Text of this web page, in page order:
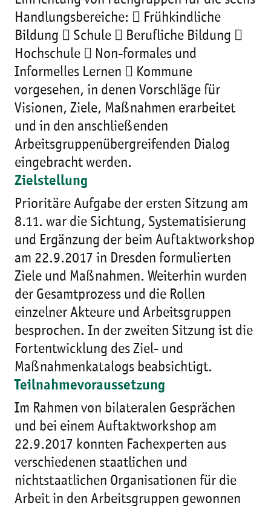
Handlungsbereiche:  Frühkindliche
Bildung  Schule  Berufliche Bildung 
Hochschule  Non-formales und
Informelles Lernen  Kommune
vorgesehen, in denen Vorschläge für
Visionen, Ziele, Maßnahmen erarbeitet
und in den anschließenden
Arbeitsgruppenübergreifenden Dialog
eingebracht werden.
Zielstellung
Prioritäre Aufgabe der ersten Sitzung am
8.11. war die Sichtung, Systematisierung
und Ergänzung der beim Auftaktworkshop
am 22.9.2017 in Dresden formulierten
Ziele und Maßnahmen. Weiterhin wurden
der Gesamtprozess und die Rollen
einzelner Akteure und Arbeitsgruppen
besprochen. In der zweiten Sitzung ist die
Fortentwicklung des Ziel- und
Maßnahmenkatalogs beabsichtigt.
Teilnahmevoraussetzung
Im Rahmen von bilateralen Gesprächen
und bei einem Auftaktworkshop am
22.9.2017 konnten Fachexperten aus
verschiedenen staatlichen und
nichtstaatlichen Organisationen für die
Arbeit in den Arbeitsgruppen gewonnen